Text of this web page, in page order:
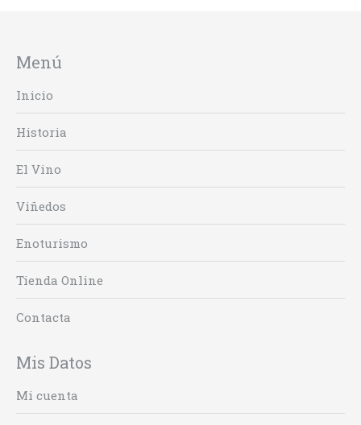
Menú
Inicio
Historia
El Vino
Viñedos
Enoturismo
Tienda Online
Contacta
Mis Datos
Mi cuenta